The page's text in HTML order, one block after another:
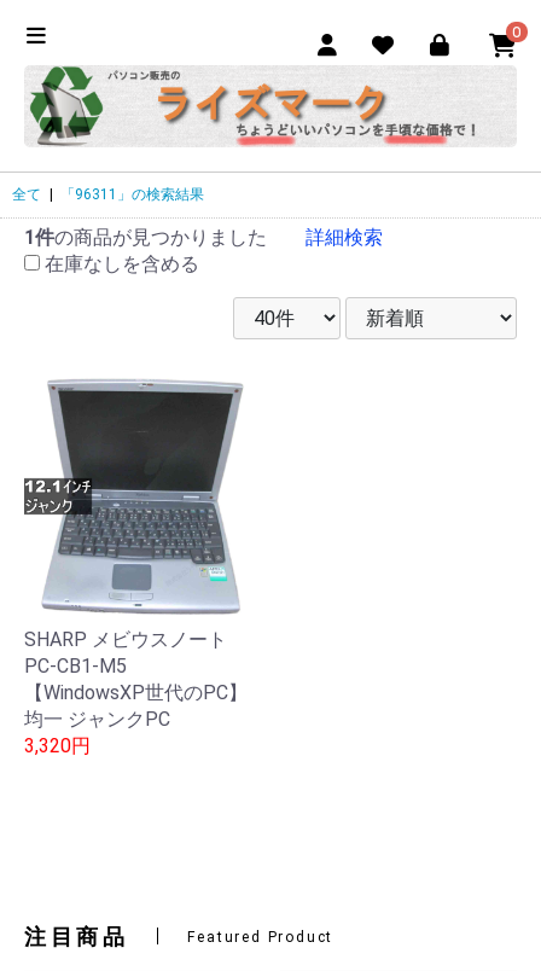
0
全て 「96311」の検索結果
1件の商品が見つかりました
詳細検索
在庫なしを含める
SHARP メビウスノート
PC-CB1-M5
【WindowsXP世代のPC】
均一 ジャンクPC
3,320円
注目商品 Featured Product